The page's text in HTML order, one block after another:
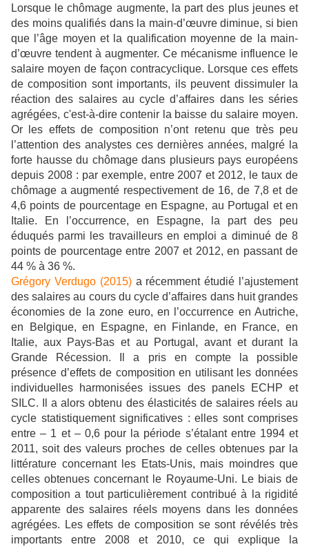
Lorsque le chômage augmente, la part des plus jeunes et
des moins qualifiés dans la main-d’œuvre diminue, si bien
que l’âge moyen et la qualification moyenne de la main-
d’œuvre tendent à augmenter. Ce mécanisme influence le
salaire moyen de façon contracyclique. Lorsque ces effets
de composition sont importants, ils peuvent dissimuler la
réaction des salaires au cycle d’affaires dans les séries
agrégées, c'est-à-dire contenir la baisse du salaire moyen.
Or les effets de composition n’ont retenu que très peu
l’attention des analystes ces dernières années, malgré la
forte hausse du chômage dans plusieurs pays européens
depuis 2008 : par exemple, entre 2007 et 2012, le taux de
chômage a augmenté respectivement de 16, de 7,8 et de
4,6 points de pourcentage en Espagne, au Portugal et en
Italie. En l’occurrence, en Espagne, la part des peu
éduqués parmi les travailleurs en emploi a diminué de 8
points de pourcentage entre 2007 et 2012, en passant de
44 % à 36 %.
Grégory Verdugo (2015) a récemment étudié l’ajustement
des salaires au cours du cycle d’affaires dans huit grandes
économies de la zone euro, en l’occurrence en Autriche,
en Belgique, en Espagne, en Finlande, en France, en
Italie, aux Pays-Bas et au Portugal, avant et durant la
Grande Récession. Il a pris en compte la possible
présence d’effets de composition en utilisant les données
individuelles harmonisées issues des panels ECHP et
SILC. Il a alors obtenu des élasticités de salaires réels au
cycle statistiquement significatives : elles sont comprises
entre – 1 et – 0,6 pour la période s’étalant entre 1994 et
2011, soit des valeurs proches de celles obtenues par la
littérature concernant les Etats-Unis, mais moindres que
celles obtenues concernant le Royaume-Uni. Le biais de
composition a tout particulièrement contribué à la rigidité
apparente des salaires réels moyens dans les données
agrégées. Les effets de composition se sont révélés très
importants entre 2008 et 2010, ce qui explique la